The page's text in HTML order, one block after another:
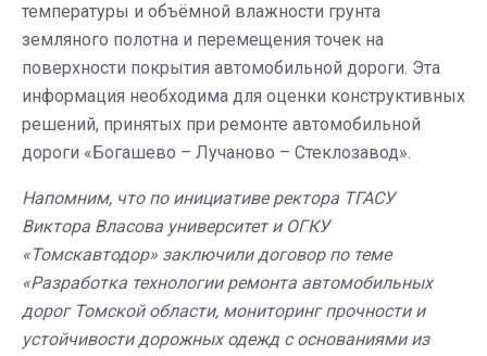
температуры и объёмной влажности грунта
земляного полотна и перемещения точек на
поверхности покрытия автомобильной дороги. Эта
информация необходима для оценки конструктивных
решений, принятых при ремонте автомобильной
дороги «Богашево – Лучаново – Стеклозавод».
Напомним, что по инициативе ректора ТГАСУ
Виктора Власова университет и ОГКУ
«Томскавтодор» заключили договор по теме
«Разработка технологии ремонта автомобильных
дорог Томской области, мониторинг прочности и
устойчивости дорожных одежд с основаниями из